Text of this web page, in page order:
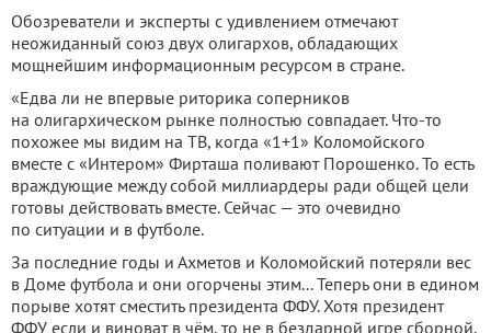
Обозреватели и эксперты с удивлением отмечают
неожиданный союз двух олигархов, обладающих
мощнейшим информационным ресурсом в стране.
«Едва ли не впервые риторика соперников
на олигархическом рынке полностью совпадает. Что-то
похожее мы видим на ТВ, когда «1+1» Коломойского
вместе с «Интером» Фирташа поливают Порошенко. То есть
враждующие между собой миллиардеры ради общей цели
готовы действовать вместе. Сейчас — это очевидно
по ситуации и в футболе.
За последние годы и Ахметов и Коломойский потеряли вес
в Доме футбола и они огорчены этим... Теперь они в едином
порыве хотят сместить президента ФФУ. Хотя президент
ФФУ если и виноват в чём, то не в бездарной игре сборной.